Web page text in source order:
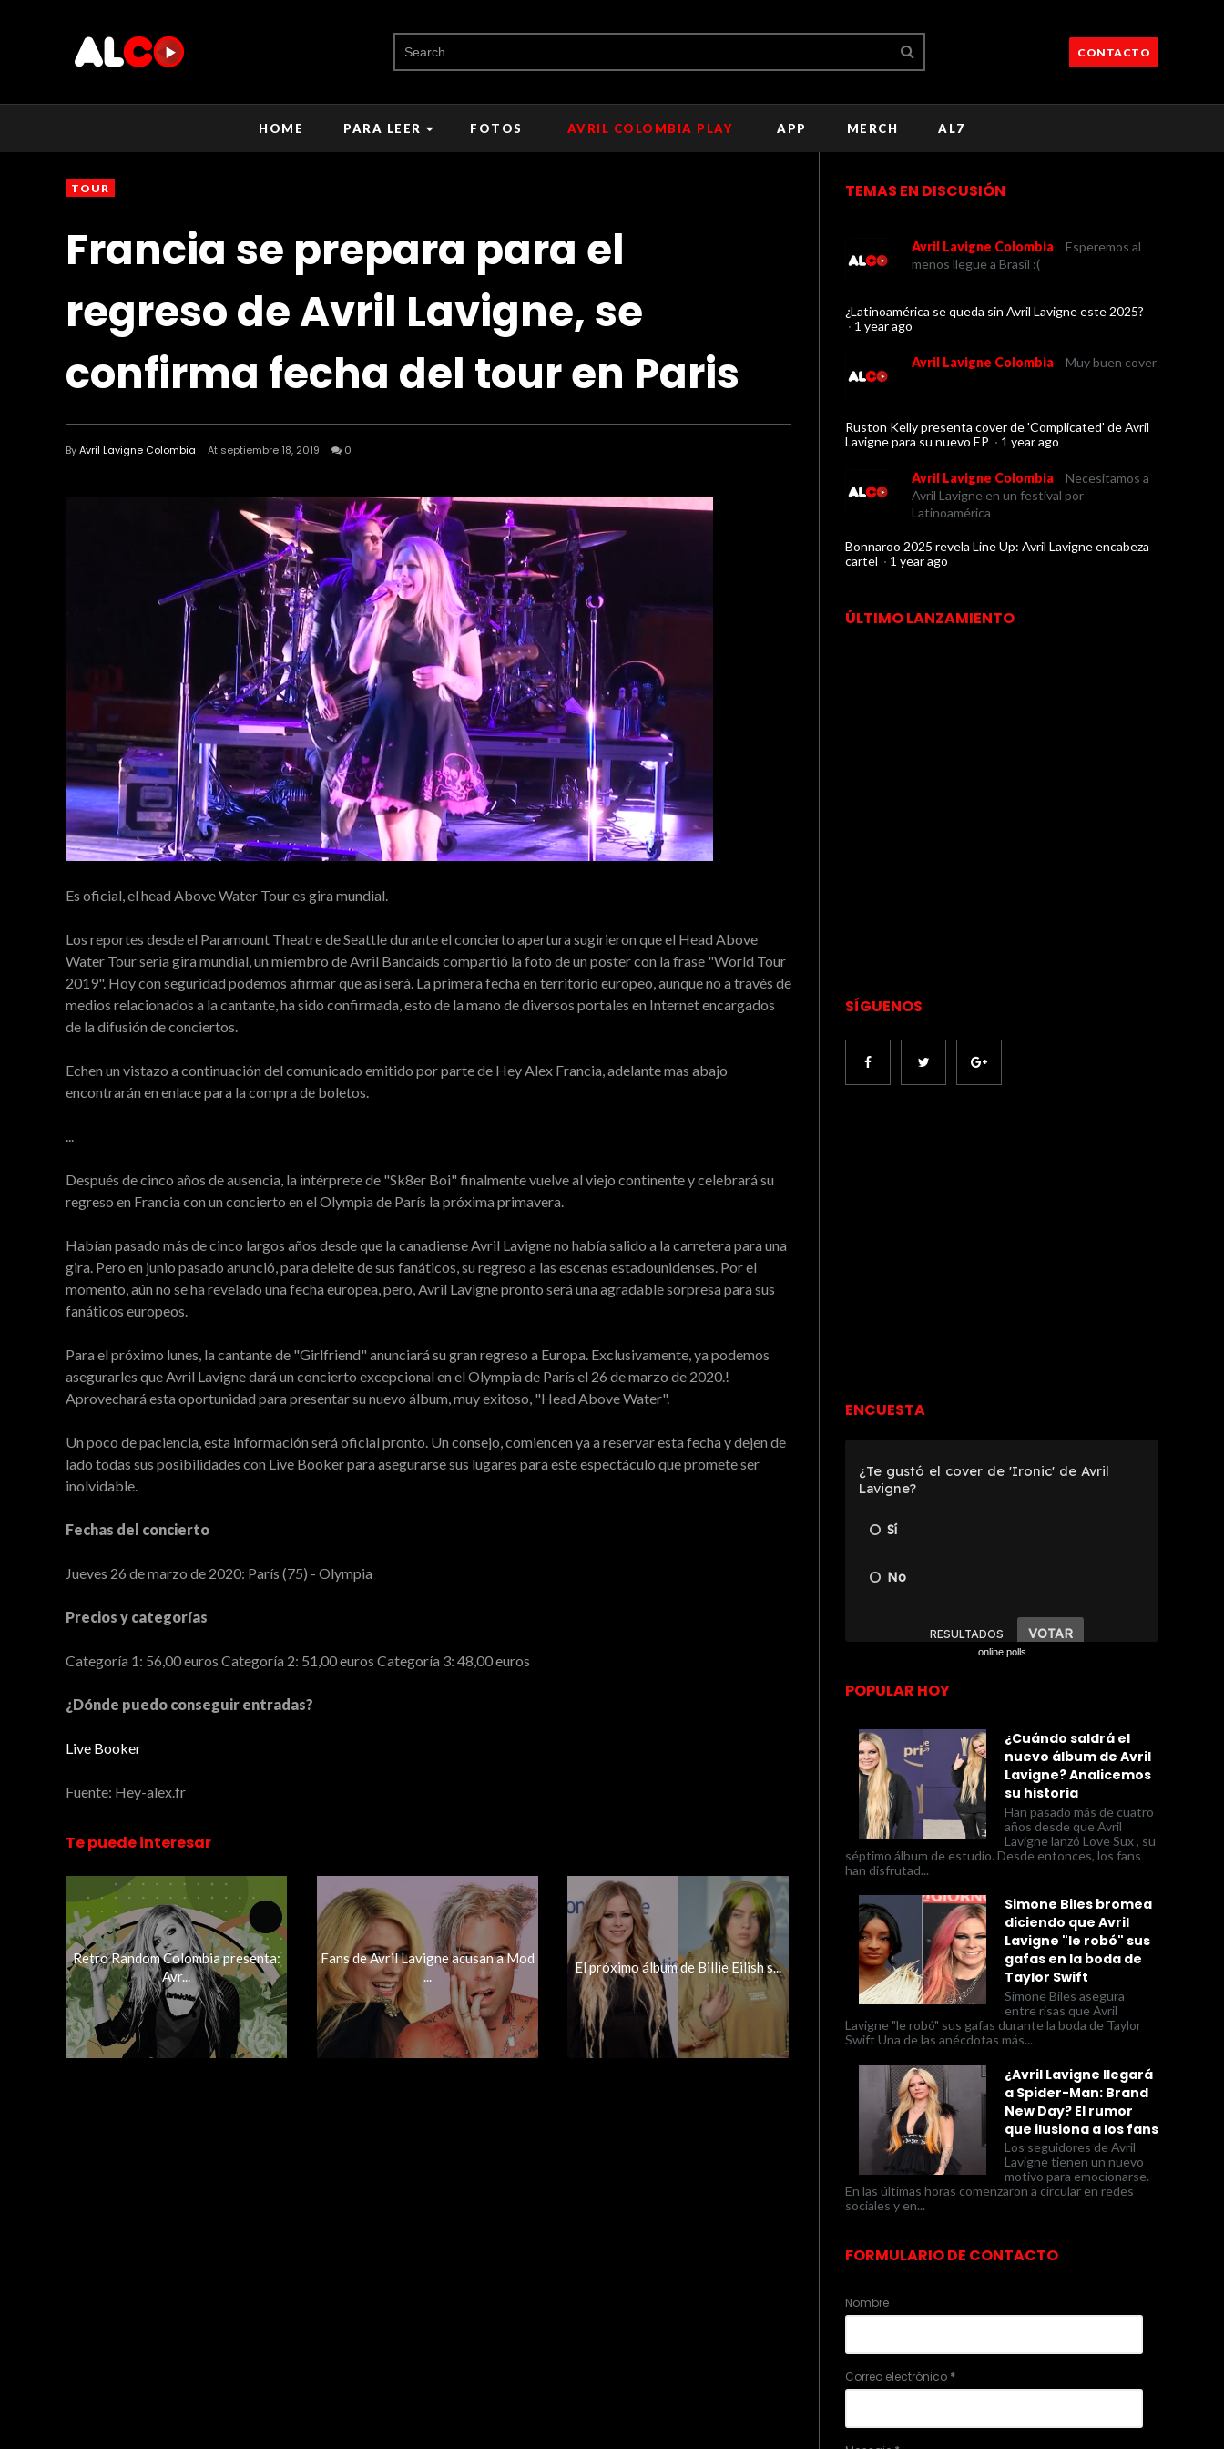
CONTACTO
HOME PARA LEER FOTOS AVRIL COLOMBIA PLAY APP MERCH AL7
TOUR
Francia se prepara para el
regreso de Avril Lavigne, se
confirma fecha del tour en Paris
ByAvril Lavigne Colombia At septiembre 18, 2019 0
Es oficial, el head Above Water Tour es gira mundial.
Los reportes desde el Paramount Theatre de Seattle durante el concierto apertura sugirieron que el Head Above
Water Tour seria gira mundial, un miembro de Avril Bandaids compartió la foto de un poster con la frase "World Tour
2019". Hoy con seguridad podemos afirmar que así será. La primera fecha en territorio europeo, aunque no a través de
medios relacionados a la cantante, ha sido confirmada, esto de la mano de diversos portales en Internet encargados
de la difusión de conciertos.
Echen un vistazo a continuación del comunicado emitido por parte de Hey Alex Francia, adelante mas abajo
encontrarán en enlace para la compra de boletos.
...
Después de cinco años de ausencia, la intérprete de "Sk8er Boi" finalmente vuelve al viejo continente y celebrará su
regreso en Francia con un concierto en el Olympia de París la próxima primavera.
Habían pasado más de cinco largos años desde que la canadiense Avril Lavigne no había salido a la carretera para una
gira. Pero en junio pasado anunció, para deleite de sus fanáticos, su regreso a las escenas estadounidenses. Por el
momento, aún no se ha revelado una fecha europea, pero, Avril Lavigne pronto será una agradable sorpresa para sus
fanáticos europeos.
Para el próximo lunes, la cantante de "Girlfriend" anunciará su gran regreso a Europa. Exclusivamente, ya podemos
asegurarles que Avril Lavigne dará un concierto excepcional en el Olympia de París el 26 de marzo de 2020.!
Aprovechará esta oportunidad para presentar su nuevo álbum, muy exitoso, "Head Above Water".
Un poco de paciencia, esta información será oficial pronto. Un consejo, comiencen ya a reservar esta fecha y dejen de
lado todas sus posibilidades con Live Booker para asegurarse sus lugares para este espectáculo que promete ser
inolvidable.
Fechas del concierto
Jueves 26 de marzo de 2020: París (75) - Olympia
Precios y categorías
Categoría 1: 56,00 euros Categoría 2: 51,00 euros Categoría 3: 48,00 euros
¿Dónde puedo conseguir entradas?
Live Booker
Fuente: Hey-alex.fr
Te puede interesar
Retro Random Colombia presenta:
Avr...
Fans de Avril Lavigne acusan a Mod
...
El próximo álbum de Billie Eilish s...
TEMAS EN DISCUSIÓN
Avril Lavigne Colombia
Esperemos al
menos llegue a Brasil :(
¿Latinoamérica se queda sin Avril Lavigne este 2025?
· 1 year ago
Avril Lavigne Colombia Muy buen cover
Ruston Kelly presenta cover de 'Complicated' de Avril
Lavigne para su nuevo EP · 1 year ago
Avril Lavigne Colombia
Necesitamos a
Avril Lavigne en un festival por
Latinoamérica
Bonnaroo 2025 revela Line Up: Avril Lavigne encabeza
cartel · 1 year ago
ÚLTIMO LANZAMIENTO
SÍGUENOS
ENCUESTA
online polls
POPULAR HOY
¿Cuándo saldrá el
nuevo álbum de Avril
Lavigne? Analicemos
su historia
Han pasado más de cuatro
años desde que Avril
Lavigne lanzó Love Sux , su
séptimo álbum de estudio. Desde entonces, los fans
han disfrutad...
Simone Biles bromea
diciendo que Avril
Lavigne "le robó" sus
gafas en la boda de
Taylor Swift
Simone Biles asegura
entre risas que Avril
Lavigne "le robó" sus gafas durante la boda de Taylor
Swift Una de las anécdotas más...
¿Avril Lavigne llegará
a Spider-Man: Brand
New Day? El rumor
que ilusiona a los fans
Los seguidores de Avril
Lavigne tienen un nuevo
motivo para emocionarse.
En las últimas horas comenzaron a circular en redes
sociales y en...
FORMULARIO DE CONTACTO
Nombre
Correo electrónico *